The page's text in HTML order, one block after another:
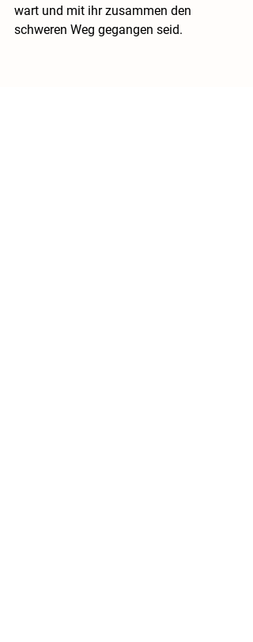
wart und mit ihr zusammen den
schweren Weg gegangen seid.